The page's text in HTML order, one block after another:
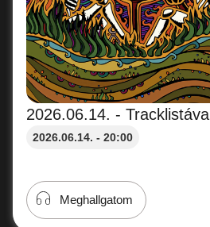
2026.06.14. - Tracklistával
2026.06.14. - 20:00
Meghallgatom